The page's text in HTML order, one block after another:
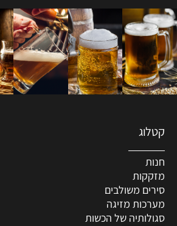
קטלוג
חנות
מזקקות
סירים משולבים
מערכות מזיגה
סגולותיה של הכשות